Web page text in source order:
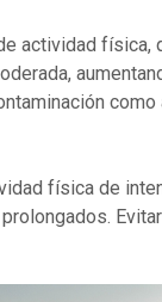
actividad
física de